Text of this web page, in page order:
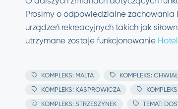
Prosimy o odpowiedzialne
urządzeń rekreacyjnych takich jak
utrzymane zostaje funkcjonowanie
KOMPLEKS: MALTA KOMPLEKS:
KOMPLEKS: KASPROWICZA
KOMPLEKS: STRZESZYNEK TEMAT: